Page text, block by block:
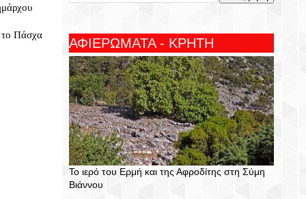
το Πάσχα
ΑΦΙΕΡΩΜΑΤΑ - ΚΡΗΤΗ
Το ιερό του Ερμή και της Αφροδίτης στη Σύμη
Βιάννου